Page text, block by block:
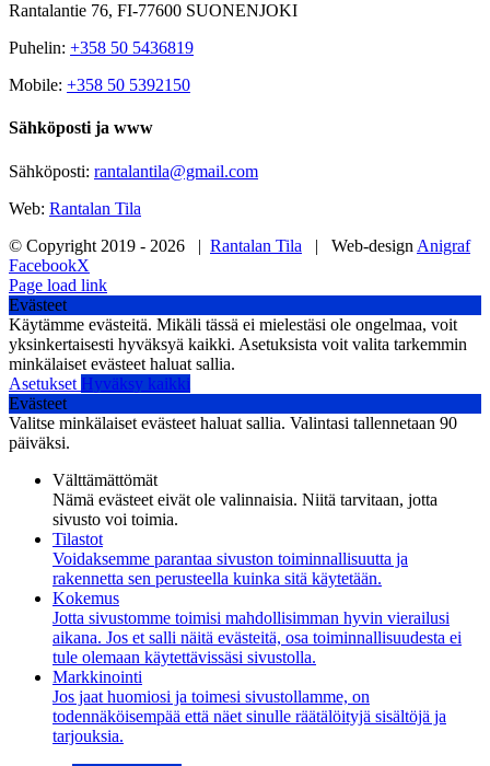
Rantalantie 76, FI-77600 SUONENJOKI
Puhelin: +358 50 5436819
Mobile: +358 50 5392150
Sähköposti ja www
Sähköposti: rantalantila@gmail.com
Web: Rantalan Tila
© Copyright 2019 - 2026 | Rantalan Tila | Web-design Anigraf
FacebookX
Page load link
Evästeet
Käytämme evästeitä. Mikäli tässä ei mielestäsi ole ongelmaa, voit
yksinkertaisesti hyväksyä kaikki. Asetuksista voit valita tarkemmin
minkälaiset evästeet haluat sallia.
Asetukset Hyväksy kaikki
Evästeet
Valitse minkälaiset evästeet haluat sallia. Valintasi tallennetaan 90
päiväksi.
Välttämättömät
Nämä evästeet eivät ole valinnaisia. Niitä tarvitaan, jotta
sivusto voi toimia.
Tilastot
Voidaksemme parantaa sivuston toiminnallisuutta ja
rakennetta sen perusteella kuinka sitä käytetään.
Kokemus
Jotta sivustomme toimisi mahdollisimman hyvin vierailusi
aikana. Jos et salli näitä evästeitä, osa toiminnallisuudesta ei
tule olemaan käytettävissäsi sivustolla.
Markkinointi
Jos jaat huomiosi ja toimesi sivustollamme, on
todennäköisempää että näet sinulle räätälöityjä sisältöjä ja
tarjouksia.